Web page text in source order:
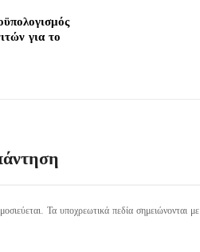
για το
Τα υποχρεωτικά πεδία σημειώνονται με